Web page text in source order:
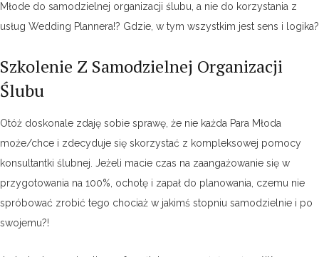
Młode do samodzielnej organizacji ślubu, a nie do korzystania z
usług Wedding Plannera!? Gdzie, w tym wszystkim jest sens i logika?
Szkolenie Z Samodzielnej Organizacji
Ślubu
Otóż doskonale zdaję sobie sprawę, że nie każda Para Młoda
może/chce i zdecyduje się skorzystać z kompleksowej pomocy
konsultantki ślubnej. Jeżeli macie czas na zaangażowanie się w
przygotowania na 100%, ochotę i zapał do planowania, czemu nie
spróbować zrobić tego chociaż w jakimś stopniu samodzielnie i po
swojemu?!